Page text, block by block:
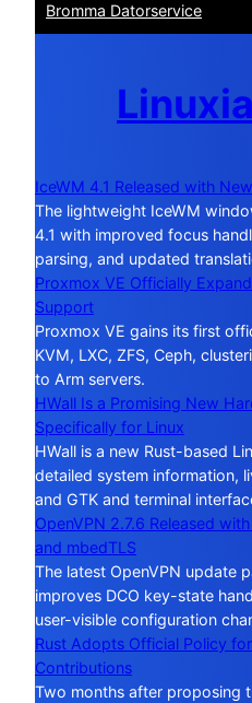
Bromma Datorservice
IceWM 4.1 Released with
The lightweight IceWM
4.1 with improved focus
parsing, and updated
Proxmox VE Officially
Support
Proxmox VE gains its first
KVM, LXC, ZFS, Ceph,
to Arm servers.
HWall Is a Promising New
Specifically for Linux
HWall is a new Rust-based
detailed system information,
and GTK and terminal
OpenVPN 2.7.6 Released
and mbedTLS
The latest OpenVPN update
improves DCO key-state
user-visible configuration
Rust Adopts Official Policy
Contributions
Two months after proposing